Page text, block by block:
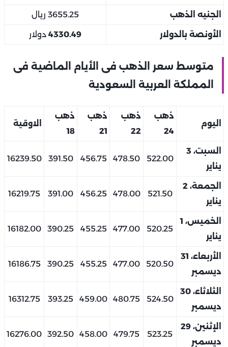
الجنيه الذهب 3655.25 ريال
الأونصة بالدولار 4330.49 دولار
متوسط سعر الذهب فى الأيام الماضية فى
المملكة العربية السعودية
اليوم
ذهب
24
ذهب
22
ذهب
21
ذهب
18
الاوقية
السبت، 3
يناير
522.00
478.50
456.75
391.50
16239.50
الجمعة، 2
يناير
521.50
478.00
456.25
391.00
16219.75
الخميس، 1
يناير
520.25
477.00
455.25
390.25
16182.00
الأربعاء، 31
ديسمبر
520.50
477.00
455.25
390.25
16186.75
الثلاثاء، 30
ديسمبر
524.50
480.75
459.00
393.25
16312.75
الإثنين، 29
ديسمبر
523.25
479.75
458.00
392.50
16276.00